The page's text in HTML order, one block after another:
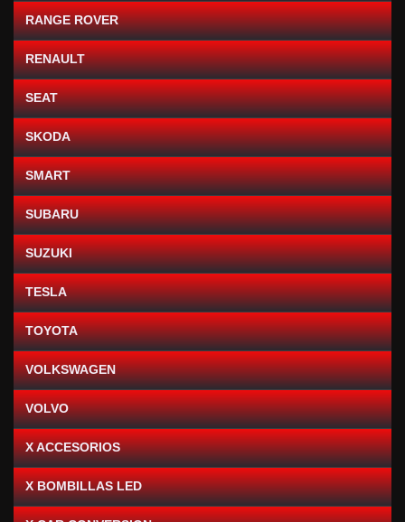
RANGE ROVER
RENAULT
SEAT
SKODA
SMART
SUBARU
SUZUKI
TESLA
TOYOTA
VOLKSWAGEN
VOLVO
X ACCESORIOS
X BOMBILLAS LED